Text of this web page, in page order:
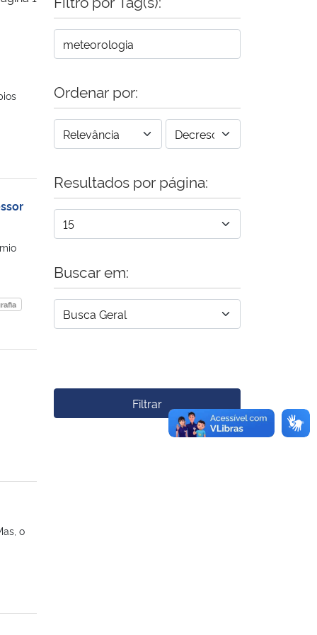
o
Ordenar por:
Resultados por página:
Buscar em:
Filtrar